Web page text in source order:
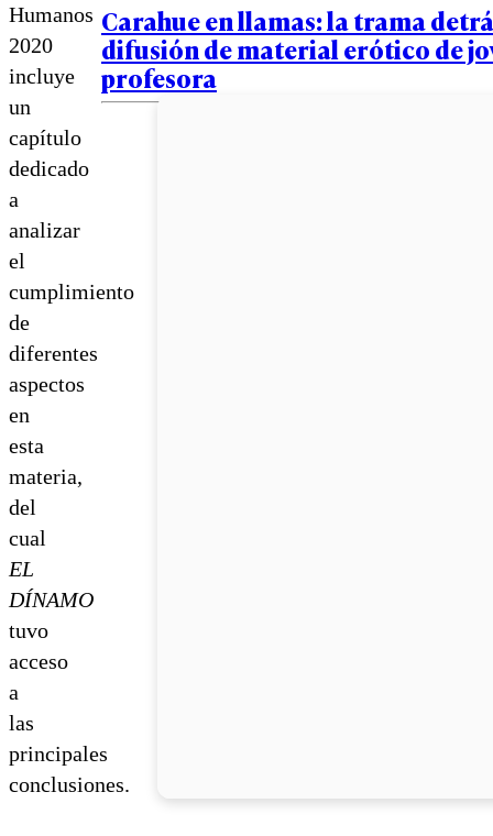
Humanos
2020
incluye
un
capítulo
dedicado
a
analizar
el
cumplimiento
de
diferentes
aspectos
en
esta
materia,
del
cual
EL
DÍNAMO
tuvo
acceso
a
las
principales
conclusiones.
Carahue en llamas: la trama
difusión de material erótico de
profesora